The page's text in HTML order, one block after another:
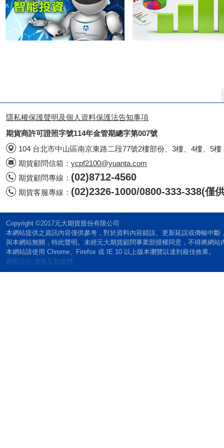
隱私權保護聲明及個人資料保護法告知事項
期貨商許可證照字號114年金管期總字第007號
104 台北市中山區南京東路二段77號2樓部份、3樓、4樓、5樓
期貨顧問信箱： ycpf2100@yuanta.com
期貨顧問專線： (02)8712-4560
期貨客服專線： (02)2326-1000/0800-333-338(僅
Copyright ©2017元大期貨股份有限公司
本網站提供之資訊內容僅供參考，對於資料內容錯誤、更新延誤或傳輸中
與本網站無關，特此聲明。未經元大期貨顧問事業部授權同意，不得將網站
本網站請使用 Chrome、Firefox 或 IE 10 以上版本瀏覽以達到最佳效果。
網頁設計:達格互動媒體